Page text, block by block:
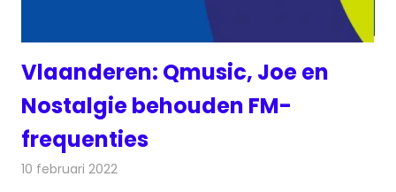
Vlaanderen: Qmusic, Joe en
Nostalgie behouden FM-
frequenties
10 februari 2022